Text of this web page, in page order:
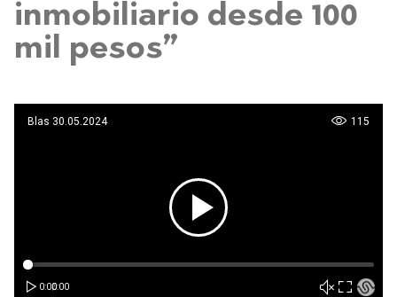
inmobiliario desde 100
mil pesos”